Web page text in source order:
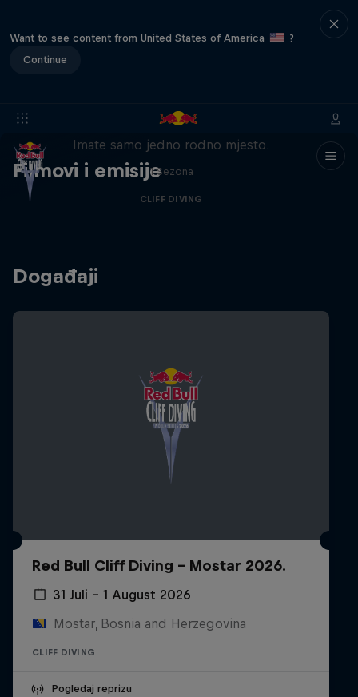
Want to see content from United States of America
?
Continue
Filmovi i emisije
Roots
Imate samo jedno rodno mjesto.
1 Sezona
CLIFF DIVING
Događaji
Red Bull Cliff Diving - Mostar 2026.
31 Juli – 1 August 2026
Mostar, Bosnia and Herzegovina
CLIFF DIVING
Pogledaj reprizu